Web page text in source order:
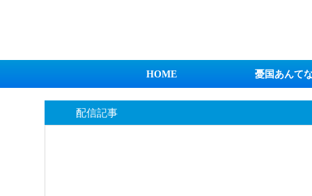
HOME 憂国あんて
配信記事